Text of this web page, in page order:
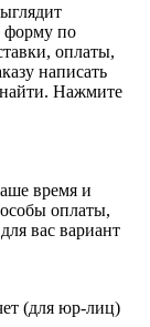
форму по
оплаты,
написать
Нажмите
время и
оплаты,
вас вариант
(для юр-лиц)